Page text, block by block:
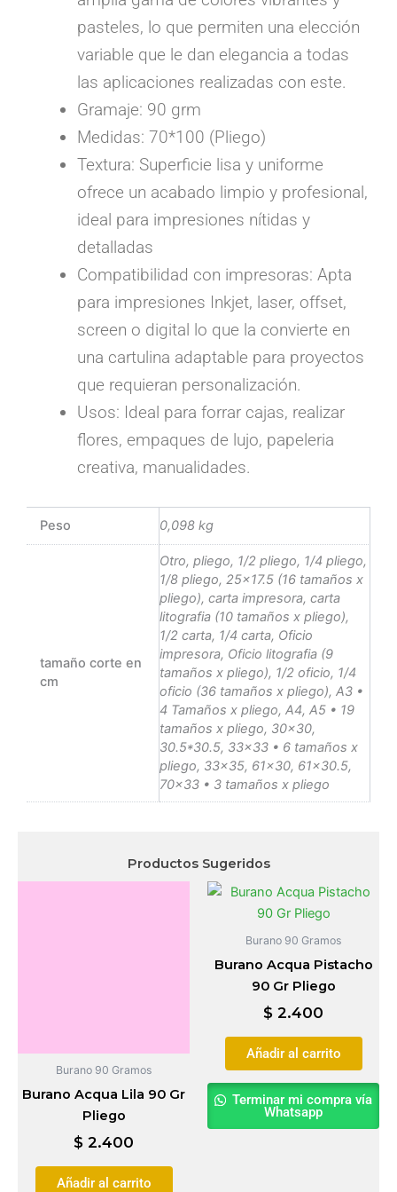
pasteles, lo que permiten una elección
variable que le dan elegancia a todas
las aplicaciones realizadas con este.
Gramaje: 90 grm
Medidas: 70*100 (Pliego)
Textura: Superficie lisa y uniforme
ofrece un acabado limpio y profesional,
ideal para impresiones nítidas y
detalladas
Compatibilidad con impresoras: Apta
para impresiones Inkjet, laser, offset,
screen o digital lo que la convierte en
una cartulina adaptable para proyectos
que requieran personalización.
Usos: Ideal para forrar cajas, realizar
flores, empaques de lujo, papeleria
creativa, manualidades.
Peso 0,098 kg
tamaño corte en
cm
Otro, pliego, 1/2 pliego, 1/4 pliego,
1/8 pliego, 25×17.5 (16 tamaños x
pliego), carta impresora, carta
litografia (10 tamaños x pliego),
1/2 carta, 1/4 carta, Oficio
impresora, Oficio litografia (9
tamaños x pliego), 1/2 oficio, 1/4
oficio (36 tamaños x pliego), A3 •
4 Tamaños x pliego, A4, A5 • 19
tamaños x pliego, 30×30,
30.5*30.5, 33×33 • 6 tamaños x
pliego, 33×35, 61×30, 61×30.5,
70×33 • 3 tamaños x pliego
Productos Sugeridos
Burano 90 Gramos
Burano Acqua Lila 90 Gr
Pliego
$ 2.400
Añadir al carrito
Burano 90 Gramos
Burano Acqua Pistacho
90 Gr Pliego
$ 2.400
Añadir al carrito
Terminar mi compra vía
Whatsapp